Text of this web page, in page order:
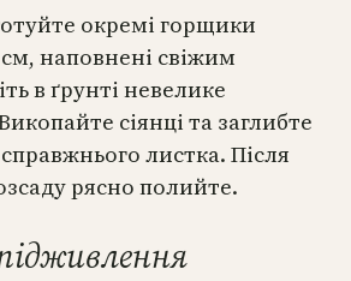
окремі горщики
наповнені свіжим
в ґрунті невелике
сіянці та заглибте
листка. Після
рясно полийте.